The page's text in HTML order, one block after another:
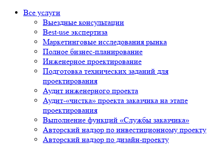
Все услуги
Выездные консультации
Best-use экспертиза
Маркетинговые исследования рынка
Полное бизнес-планирование
Инженерное проектирование
Подготовка технических заданий для
проектирования
Аудит инженерного проекта
Аудит-«чистка» проекта заказчика на этапе
проектирования
Выполнение функций «Службы заказчика»
Авторский надзор по инвестиционному проекту
Авторский надзор по дизайн-проекту